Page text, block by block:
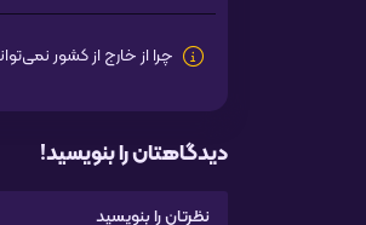
چرا از خارج از کشور
دیدگاهتان را بنویسید!